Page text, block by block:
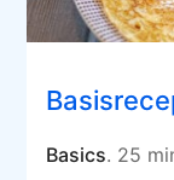
Basics. 25